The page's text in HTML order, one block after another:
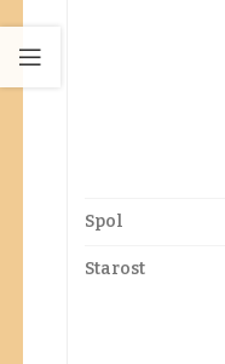
Spol
Starost